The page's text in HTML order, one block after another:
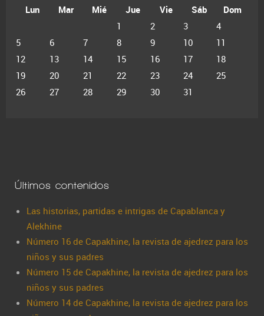
Lun
Mar Mié Jue Vie Sáb
Dom
1
2 3
4
5
6 7 8 9 10
11
12
13 14 15 16 17
18
19
20 21 22 23 24
25
26
27 28 29 30 31
Últimos contenidos
Las historias, partidas e intrigas de Capablanca y
Alekhine
Número 16 de Capakhine, la revista de ajedrez para los
niños y sus padres
Número 15 de Capakhine, la revista de ajedrez para los
niños y sus padres
Número 14 de Capakhine, la revista de ajedrez para los